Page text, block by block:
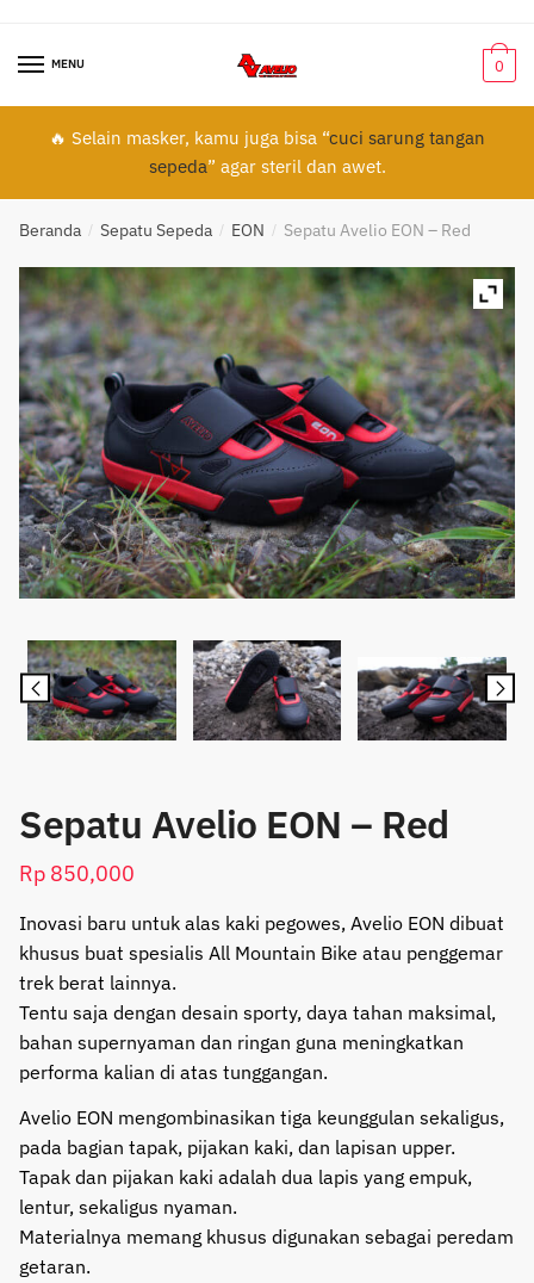
to
to
MENU 0
🔥 Selain masker, kamu juga bisa “cuci sarung tangan
sepeda” agar steril dan awet.
Beranda / Sepatu Sepeda / EON / Sepatu Avelio EON – Red
Sepatu Avelio EON – Red
Rp 850,000
Inovasi baru untuk alas kaki pegowes, Avelio EON dibuat
khusus buat spesialis All Mountain Bike atau penggemar
trek berat lainnya.
Tentu saja dengan desain sporty, daya tahan maksimal,
bahan supernyaman dan ringan guna meningkatkan
performa kalian di atas tunggangan.
Avelio EON mengombinasikan tiga keunggulan sekaligus,
pada bagian tapak, pijakan kaki, dan lapisan upper.
Tapak dan pijakan kaki adalah dua lapis yang empuk,
lentur, sekaligus nyaman.
Materialnya memang khusus digunakan sebagai peredam
getaran.